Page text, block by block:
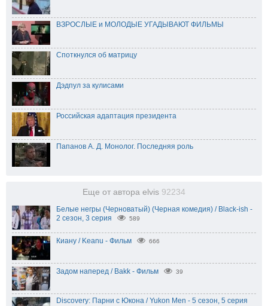
ВЗРОСЛЫЕ и МОЛОДЫЕ УГАДЫВАЮТ ФИЛЬМЫ
Споткнулся об матрицу
Дэдпул за кулисами
Российская адаптация президента
Папанов А. Д. Монолог. Последняя роль
Еще от автора elvis 92234
Белые негры (Черноватый) (Черная комедия) / Black-ish -
2 сезон, 3 серия
589
Киану / Keanu - Фильм 666
Задом наперед / Bakk - Фильм 39
Discovery: Парни с Юкона / Yukon Men - 5 сезон, 5 серия